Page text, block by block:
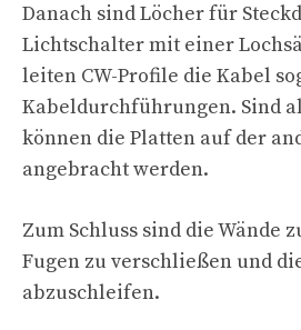
Danach sind Löcher für
Lichtschalter mit einer
leiten CW-Profile die Kabel
Kabeldurchführungen. Sind
können die Platten auf der
angebracht werden.
Zum Schluss sind die Wände
Fugen zu verschließen und
abzuschleifen.